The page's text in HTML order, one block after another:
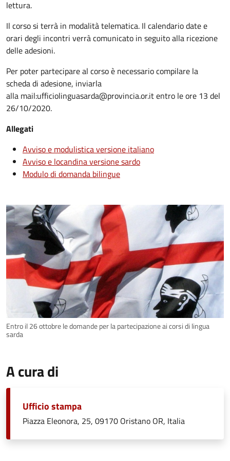
lettura.
Il corso si terrà in modalità telematica. Il calendario date e
orari degli incontri verrà comunicato in seguito alla ricezione
delle adesioni.
Per poter partecipare al corso è necessario compilare la
scheda di adesione, inviarla
alla mail:ufficiolinguasarda@provincia.or.it entro le ore 13 del
26/10/2020.
Allegati
Avviso e modulistica versione italiano
Avviso e locandina versione sardo
Modulo di domanda bilingue
Entro il 26 ottobre le domande per la partecipazione ai corsi di lingua
sarda
A cura di
Ufficio stampa
Piazza Eleonora, 25, 09170 Oristano OR, Italia